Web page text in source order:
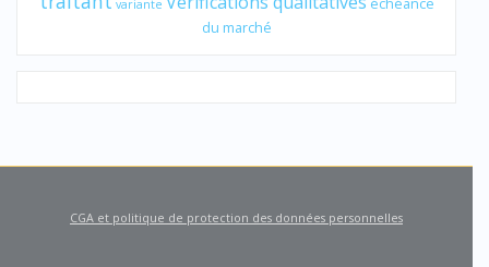
variante
échéance
du marché
CGA et politique de protection des données personnelles